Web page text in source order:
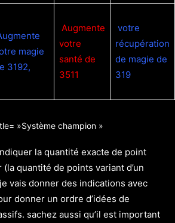
magie
3192,
Augmente
votre
santé de
3511
votre
récupération
de magie de
319
»Système champion »
la quantité exacte de point
(la quantité de points variant d’un
vais donner des indications avec
donner un ordre d’idées de
sachez aussi qu’il est important